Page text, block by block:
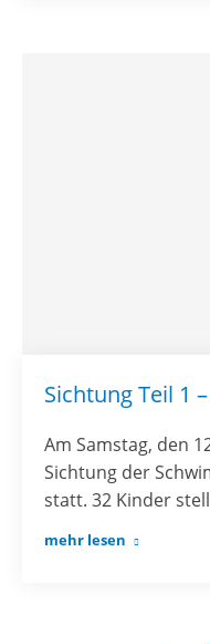
Sichtung Teil 1
Am Samstag, den
Sichtung der
statt. 32 Kinder
mehr lesen